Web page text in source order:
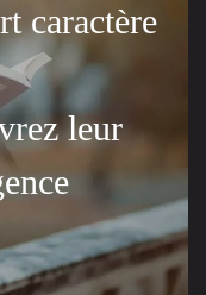
caractère
leur